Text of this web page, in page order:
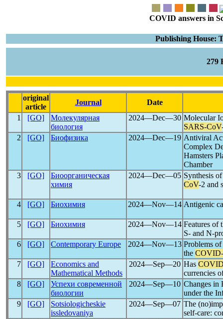
COVID answers in
Publishing House:
279
original
article
Journal
Date
1
[GO]
Молекулярная
биология
2024―Dec―30 Molecular
SARS-CoV
2
[GO] Биофизика 2024―Dec―19 Antiviral
Complex
Hamsters
Chamber
3
[GO]
Биоорганическая
химия
2024―Dec―05 Synthesis
CoV-2 and
4 [GO] Биохимия 2024―Nov―14 Antigenic
5 [GO] Биохимия 2024―Nov―14 Features of
S- and N-
6
[GO] Contemporary Europe 2024―Nov―13 Problems
the
7
[GO]
Economics and
Mathematical Methods
2024―Sep―20 Has
currencies
8
[GO]
Успехи современной
биологии
2024―Sep―10 Changes in
under the
9
[GO]
Sotsiologicheskie
issledovaniya
2024―Sep―07 The
self-care: